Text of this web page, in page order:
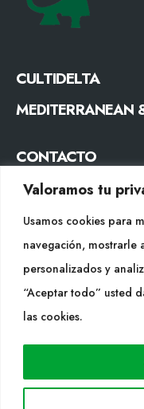
Valoramos tu
Usamos cookies para
navegación, mostrarle
personalizados y
“Aceptar todo” usted
las cookies.
CULTIDELTA
MEDITERRANEAN
CONTACTO
Tel. +34 977053013
SÍGUENOS
WEB
Cultidelta